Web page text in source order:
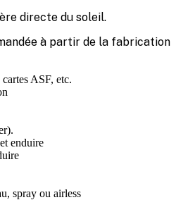
directe du soleil.
à partir de la fabrication
ASF, etc.
enduire
spray ou airless